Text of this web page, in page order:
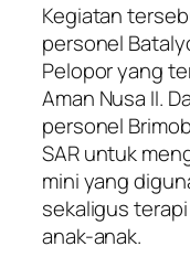
Kegiatan
personel
Pelopor yang
Aman Nusa II.
personel
SAR untuk
mini yang
sekaligus
anak-anak.